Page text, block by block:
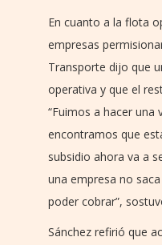
En cuanto a la flota
empresas
Transporte dijo que
operativa y que el
“Fuimos a hacer una
encontramos que
subsidio ahora va a
una empresa no
poder cobrar”,
Sánchez refirió que